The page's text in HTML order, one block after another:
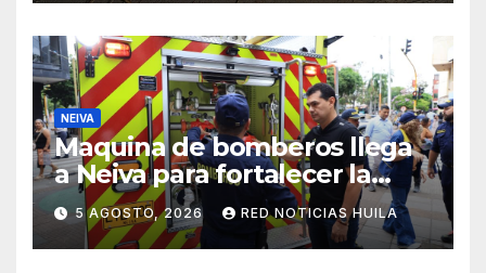
NEIVA
Maquina de bomberos llega
a Neiva para fortalecer la
asistencia en las
emergencias ocasionadas
por el fenómeno del niño
5 AGOSTO, 2026 RED NOTICIAS HUILA